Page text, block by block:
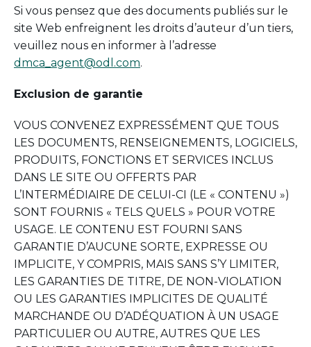
Si vous pensez que des documents publiés sur le
site Web enfreignent les droits d’auteur d’un tiers,
veuillez nous en informer à l’adresse
dmca_agent@odl.com.
Exclusion de garantie
VOUS CONVENEZ EXPRESSÉMENT QUE TOUS
LES DOCUMENTS, RENSEIGNEMENTS, LOGICIELS,
PRODUITS, FONCTIONS ET SERVICES INCLUS
DANS LE SITE OU OFFERTS PAR
L’INTERMÉDIAIRE DE CELUI-CI (LE « CONTENU »)
SONT FOURNIS « TELS QUELS » POUR VOTRE
USAGE. LE CONTENU EST FOURNI SANS
GARANTIE D’AUCUNE SORTE, EXPRESSE OU
IMPLICITE, Y COMPRIS, MAIS SANS S’Y LIMITER,
LES GARANTIES DE TITRE, DE NON-VIOLATION
OU LES GARANTIES IMPLICITES DE QUALITÉ
MARCHANDE OU D’ADÉQUATION À UN USAGE
PARTICULIER OU AUTRE, AUTRES QUE LES